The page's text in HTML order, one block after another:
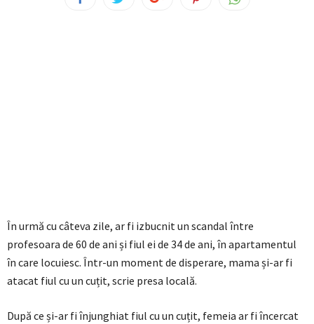
În urmă cu câteva zile, ar fi izbucnit un scandal între
profesoara de 60 de ani și fiul ei de 34 de ani, în apartamentul
în care locuiesc. Într-un moment de disperare, mama și-ar fi
atacat fiul cu un cuțit, scrie presa locală.
După ce și-ar fi înjunghiat fiul cu un cuțit, femeia ar fi încercat